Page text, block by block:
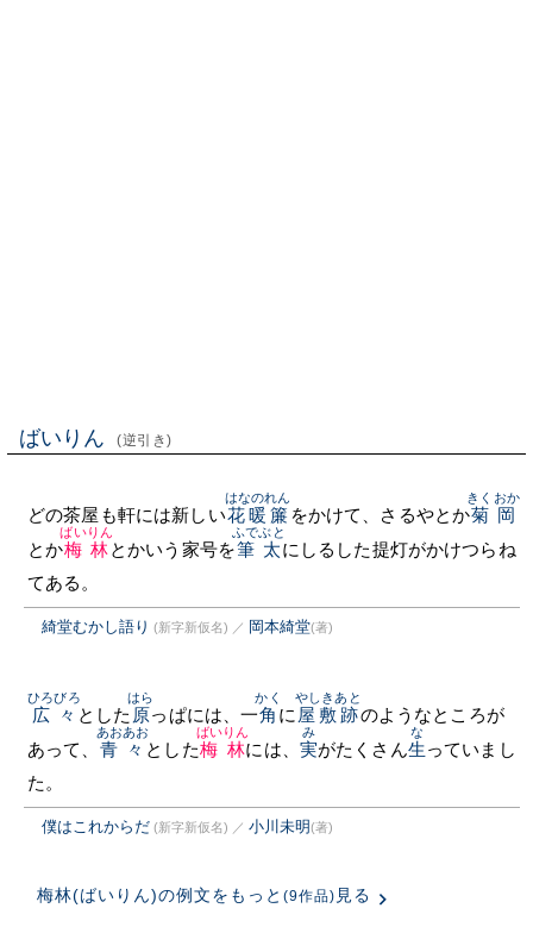
ばいりん (逆引き)
どの茶屋も軒には新しい花暖簾
はなのれん
をかけて、さるやとか菊岡
きくおか
とか梅林
ばいりん
とかいう家号を筆太
ふでぶと
にしるした提灯がかけつらね
てある。
綺堂むかし語り (新字新仮名) ／ 岡本綺堂(著)
広々
ひろびろ
とした 原
はら
っぱには、一角
かく
に 屋敷跡
やしきあと
のようなところが
あって、 青々
あおあお
とした梅林
ばいりん
には、 実
み
がたくさん生
な
っていまし
た。
僕はこれからだ (新字新仮名) ／ 小川未明(著)
梅林(ばいりん)の例文をもっと (9作品) 見る